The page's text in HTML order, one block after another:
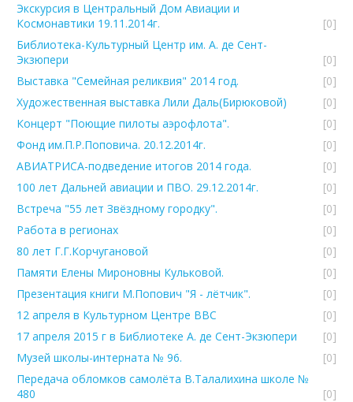
Экскурсия в Центральный Дом Авиации и
Космонавтики 19.11.2014г.
[0]
Библиотека-Культурный Центр им. А. де Сент-
Экзюпери
[0]
Выставка "Семейная реликвия" 2014 год.
[0]
Художественная выставка Лили Даль(Бирюковой)
[0]
Концерт "Поющие пилоты аэрофлота".
[0]
Фонд им.П.Р.Поповича. 20.12.2014г.
[0]
АВИАТРИСА-подведение итогов 2014 года.
[0]
100 лет Дальней авиации и ПВО. 29.12.2014г.
[0]
Встреча "55 лет Звёздному городку".
[0]
Работа в регионах
[0]
80 лет Г.Г.Корчугановой
[0]
Памяти Елены Мироновны Кульковой.
[0]
Презентация книги М.Попович "Я - лётчик".
[0]
12 апреля в Культурном Центре ВВС
[0]
17 апреля 2015 г в Библиотеке А. де Сент-Экзюпери
[0]
Музей школы-интерната № 96.
[0]
Передача обломков самолёта В.Талалихина школе №
480
[0]